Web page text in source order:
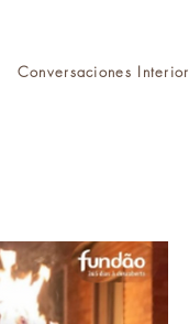
Conversaciones Interior